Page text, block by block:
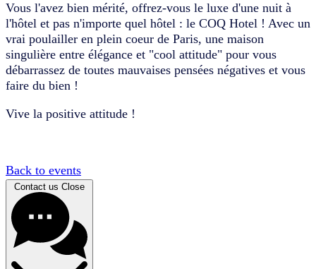
Vous l'avez bien mérité, offrez-vous le luxe d'une nuit à
l'hôtel et pas n'importe quel hôtel : le COQ Hotel ! Avec un
vrai poulailler en plein coeur de Paris, une maison
singulière entre élégance et "cool attitude" pour vous
débarrassez de toutes mauvaises pensées négatives et vous
faire du bien !
Vive la positive attitude !
Back to events
Contact us Close